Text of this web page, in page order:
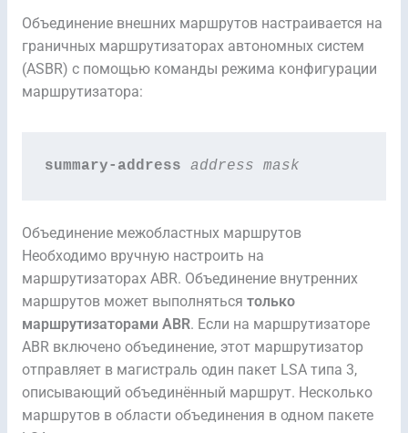
Объединение внешних маршрутов настраивается на
граничных маршрутизаторах автономных систем
(ASBR) с помощью команды режима конфигурации
маршрутизатора:
summary-address address mask
Объединение межобластных маршрутов
Необходимо вручную настроить на
маршрутизаторах ABR. Объединение внутренних
маршрутов может выполняться только
маршрутизаторами ABR. Если на маршрутизаторе
ABR включено объединение, этот маршрутизатор
отправляет в магистраль один пакет LSA типа 3,
описывающий объединённый маршрут. Несколько
маршрутов в области объединения в одном пакете